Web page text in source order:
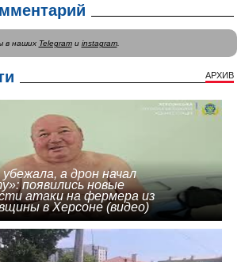
в наших Telegramи instagram.
АРХИВ
а дрон начал
появились новые
атаки на фермера из
в Херсоне (видео)